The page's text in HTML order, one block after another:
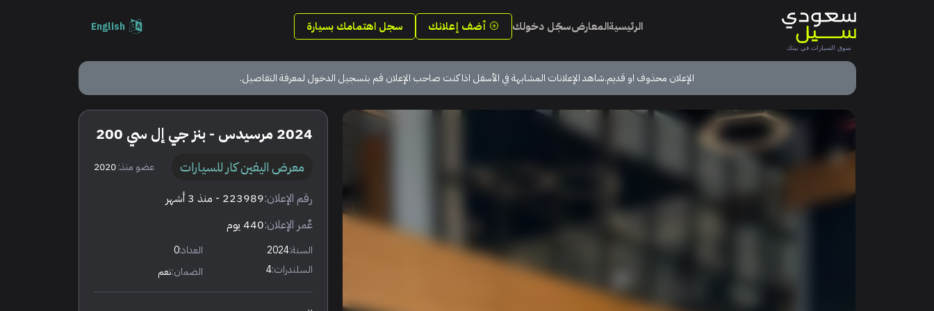
الرئيسيةالمعارضسجّل دخولك أضف إعلانك سجل اهتمامك بسيارة English
الإعلان محذوف او قديم.شاهد الإعلانات المشابهة في الأسفل اذا كنت صاحب الإعلان قم بتسجيل الدخول لمعرفة التفاصيل.
2024 مرسيدس - بنز جي إل سي 200
معرض اليفين كار للسيارات عضو منذ:2020
رقم الإعلان:223989 - منذ 3 أشهر
عٌمر الإعلان:440 يوم
السنة:2024 العداد:0
السلندرات:4 الضمان:نعم